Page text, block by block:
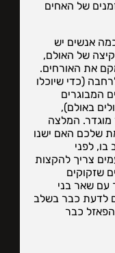
של האחים
אנשים יש
של האולם,
את האורחים.
(כדי שיוכלו
המבוגרים
באולם),
מוגדר. המלצה
שלכם האם ישנו
לפני
צריך להקצות
שזקוקים
עם שאר בני
לדעת כבר בשלב
כבר